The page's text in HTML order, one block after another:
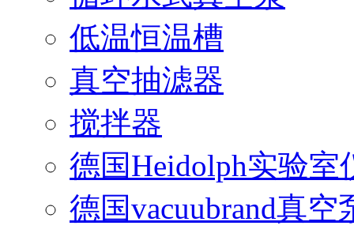
低温恒温槽
真空抽滤器
搅拌器
德国Heidolph实验室
德国vacuubrand真空